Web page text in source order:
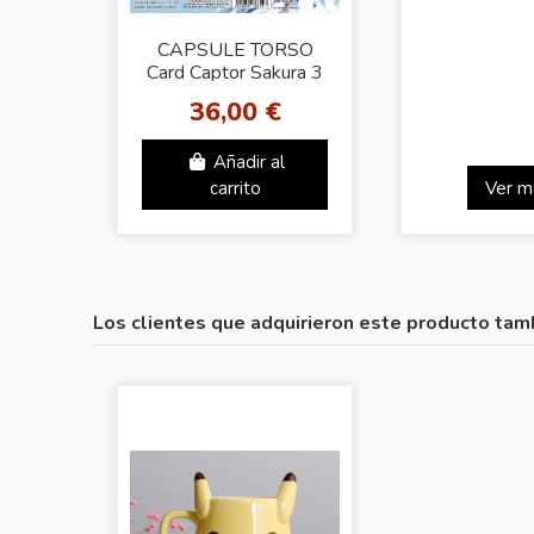
CAPSULE TORSO
Card Captor Sakura 3
36,00 €
Añadir al
carrito
Ver
Los clientes que adquirieron este producto